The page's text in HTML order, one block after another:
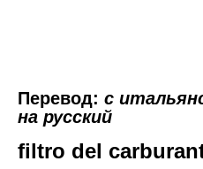
Перевод: с
на русский
filtro del